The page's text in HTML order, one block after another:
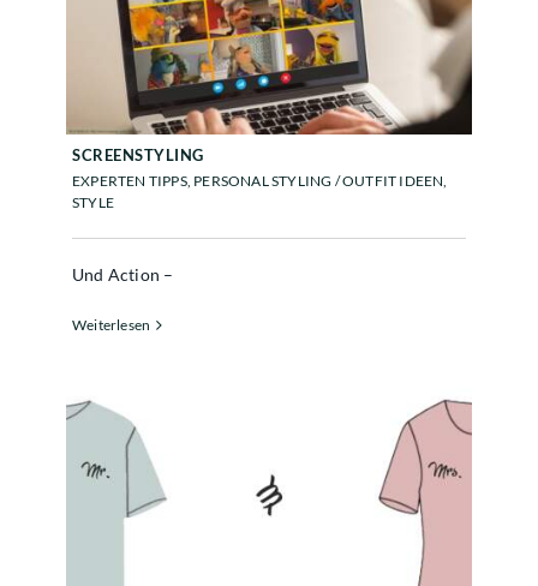
SCREENSTYLING
EXPERTEN TIPPS, PERSONAL STYLING / OUTFIT IDEEN
STYLE
Und Action –
Weiterlesen